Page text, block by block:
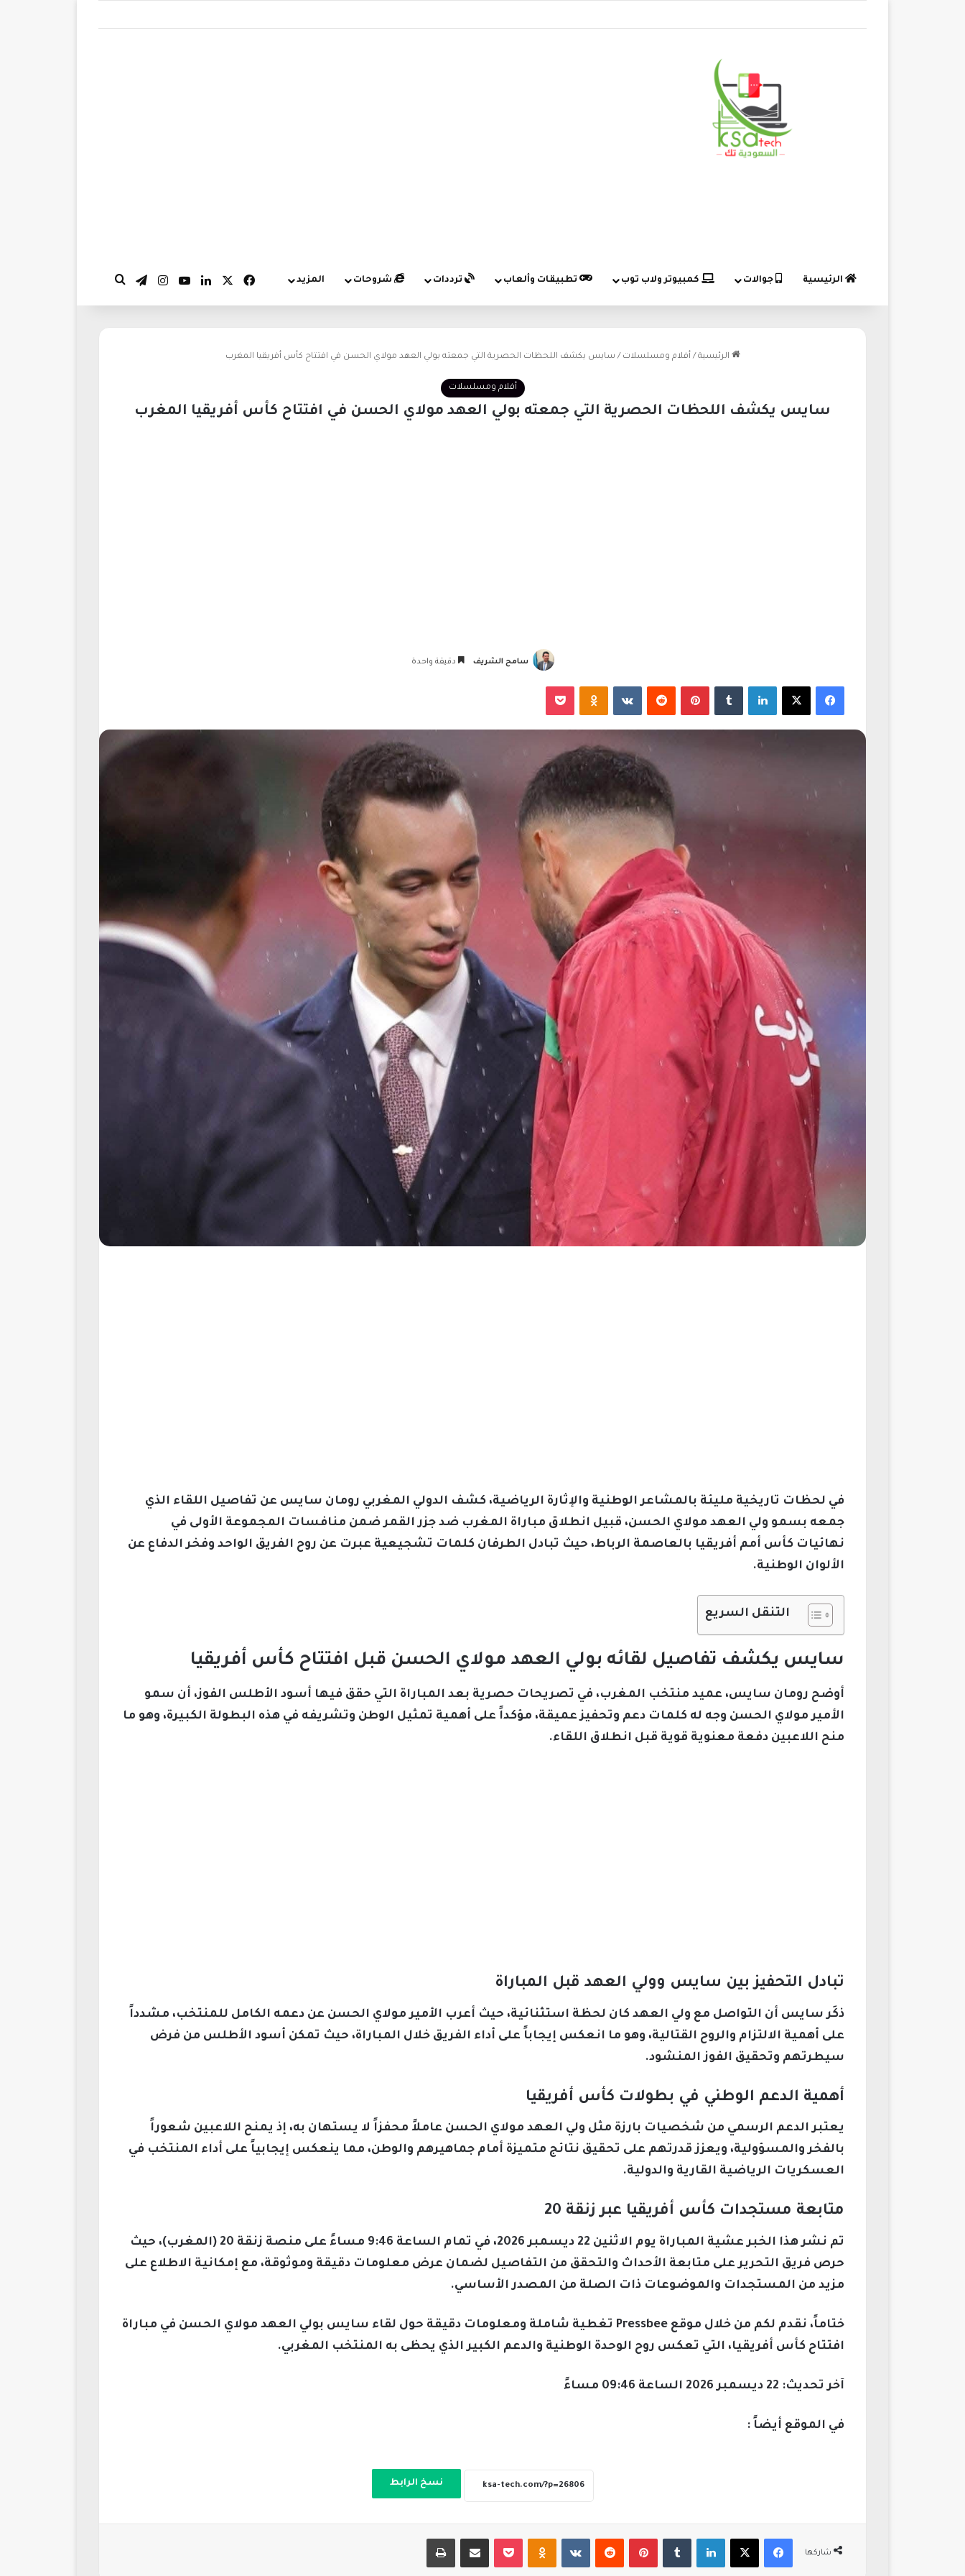
الرئيسية جوالات كمبيوتر ولاب توب تطبيقات وألعاب ترددات شروحات المزيد فيسبوك لينكدإن‫YouTubeانستقرام
تيلقرام
الرئيسية / أفلام ومسلسلات / سايس يكشف اللحظات الحصرية التي جمعته بولي العهد مولاي الحسن في افتتاح كأس أفريقيا المغرب
أفلام ومسلسلات
سايس يكشف اللحظات الحصرية التي جمعته بولي العهد مولاي الحسن في افتتاح كأس أفريقيا المغرب
سامح الشريف دقيقة واحدة
فيسبوك لينكدإن بينتيريست
في لحظات تاريخية مليئة بالمشاعر الوطنية والإثارة الرياضية، كشف الدولي المغربي رومان سايس عن تفاصيل اللقاء الذي
جمعه بسمو ولي العهد مولاي الحسن، قبيل انطلاق مباراة المغرب ضد جزر القمر ضمن منافسات المجموعة الأولى في
نهائيات كأس أمم أفريقيا بالعاصمة الرباط، حيث تبادل الطرفان كلمات تشجيعية عبرت عن روح الفريق الواحد وفخر الدفاع عن
الألوان الوطنية.
التنقل السريع
سايس يكشف تفاصيل لقائه بولي العهد مولاي الحسن قبل افتتاح كأس أفريقيا
أوضح رومان سايس، عميد منتخب المغرب، في تصريحات حصرية بعد المباراة التي حقق فيها أسود الأطلس الفوز، أن سمو
الأمير مولاي الحسن وجه له كلمات دعم وتحفيز عميقة، مؤكداً على أهمية تمثيل الوطن وتشريفه في هذه البطولة الكبيرة، وهو ما
منح اللاعبين دفعة معنوية قوية قبل انطلاق اللقاء.
تبادل التحفيز بين سايس وولي العهد قبل المباراة
ذكَر سايس أن التواصل مع ولي العهد كان لحظة استثنائية، حيث أعرب الأمير مولاي الحسن عن دعمه الكامل للمنتخب، مشدداً
على أهمية الالتزام والروح القتالية، وهو ما انعكس إيجاباً على أداء الفريق خلال المباراة، حيث تمكن أسود الأطلس من فرض
سيطرتهم وتحقيق الفوز المنشود.
أهمية الدعم الوطني في بطولات كأس أفريقيا
يعتبر الدعم الرسمي من شخصيات بارزة مثل ولي العهد مولاي الحسن عاملاً محفزاً لا يستهان به، إذ يمنح اللاعبين شعوراً
بالفخر والمسؤولية، ويعزز قدرتهم على تحقيق نتائج متميزة أمام جماهيرهم والوطن، مما ينعكس إيجابياً على أداء المنتخب في
العسكريات الرياضية القارية والدولية.
متابعة مستجدات كأس أفريقيا عبر زنقة 20
تم نشر هذا الخبر عشية المباراة يوم الاثنين 22 ديسمبر 2026، في تمام الساعة 9:46 مساءً على منصة زنقة 20 (المغرب)، حيث
حرص فريق التحرير على متابعة الأحداث والتحقق من التفاصيل لضمان عرض معلومات دقيقة وموثوقة، مع إمكانية الاطلاع على
مزيد من المستجدات والموضوعات ذات الصلة من المصدر الأساسي.
ختاماً، نقدم لكم من خلال موقع Pressbee تغطية شاملة ومعلومات دقيقة حول لقاء سايس بولي العهد مولاي الحسن في مباراة
افتتاح كأس أفريقيا، التي تعكس روح الوحدة الوطنية والدعم الكبير الذي يحظى به المنتخب المغربي.
آخر تحديث: 22 ديسمبر 2026 الساعة 09:46 مساءً
في الموقع أيضاً :
نسخ الرابط
شاركها
فيسبوك لينكدإن بينتيريست